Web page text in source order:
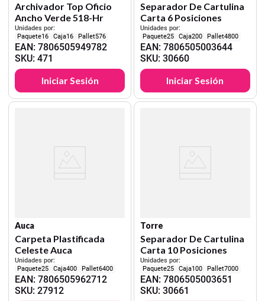
Archivador Top Oficio
Ancho Verde 518-Hr
Unidades por:
16
16 576
EAN:7806505949782
SKU:471
Iniciar Sesión
Separador De Cartulina
Carta 6 Posiciones
Unidades por:
25
200 4800
EAN: 7806505003644
SKU: 30660
Iniciar Sesión
Auca
Carpeta Plastificada
Celeste Auca
Unidades por:
25
400 6400
EAN:7806505962712
SKU:27912
Torre
Separador De Cartulina
Carta 10 Posiciones
Unidades por:
25
100 7000
EAN: 7806505003651
SKU: 30661